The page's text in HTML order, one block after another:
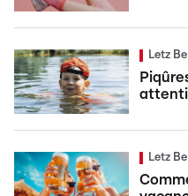
Letz
Letz